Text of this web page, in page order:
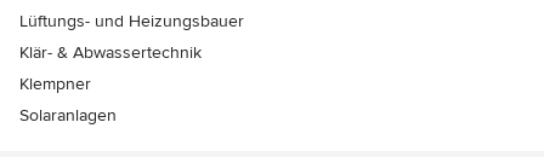
Lüftungs- und Heizungsbauer
Klär- & Abwassertechnik
Klempner
Solaranlagen